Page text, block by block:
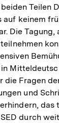
Teilen
keinem
Die Tagung,
die Fragen
und
das
durch